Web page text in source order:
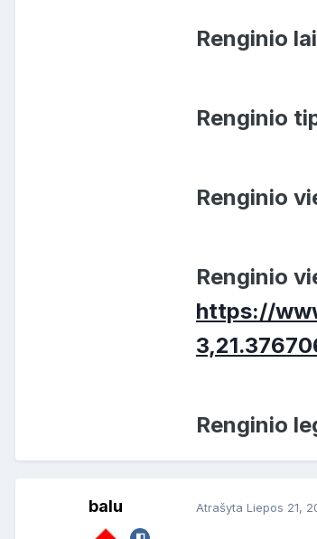
Renginio
Renginio
Renginio
Renginio
https://
Renginio
balu Atrašyta Liepos 21,